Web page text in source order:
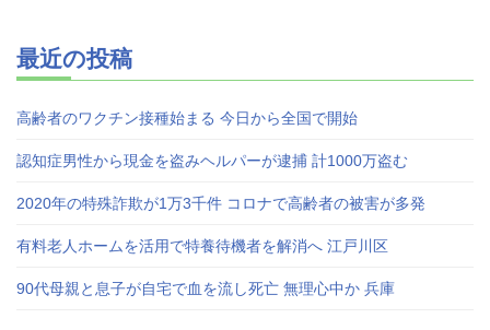
最近の投稿
高齢者のワクチン接種始まる 今日から全国で開始
認知症男性から現金を盗みヘルパーが逮捕 計1000万盗む
2020年の特殊詐欺が1万3千件 コロナで高齢者の被害が多発
有料老人ホームを活用で特養待機者を解消へ 江戸川区
90代母親と息子が自宅で血を流し死亡 無理心中か 兵庫